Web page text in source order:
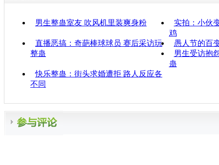
男生整蛊室友 吹风机里装爽身粉
实拍：小伙
鸡
直播恶搞：奇葩棒球球员 赛后采访玩
整蛊
愚人节的百
男生受访抱
蛊
快乐整蛊：街头求婚遭拒 路人反应各
不同